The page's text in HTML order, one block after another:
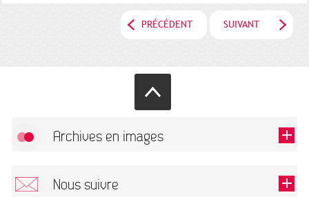
PRÉCÉDENT SUIVANT
Archives en images
Nous suivre